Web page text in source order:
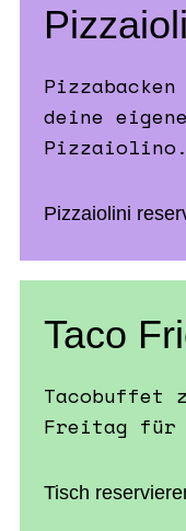
Taco
Tacobuffet
Freitag für
Tisch
deine
Pizzaiolino.
Pizzaiolini